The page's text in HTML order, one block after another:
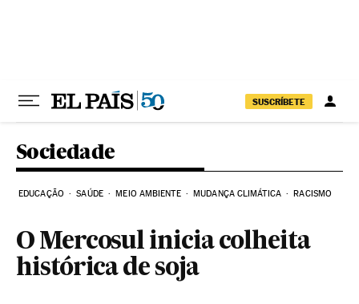
SUSCRÍBETE
Sociedade
EDUCAÇÃO SAÚDE MEIO AMBIENTE MUDANÇA CLIMÁTICA RACISMO
O Mercosul inicia colheita
histórica de soja